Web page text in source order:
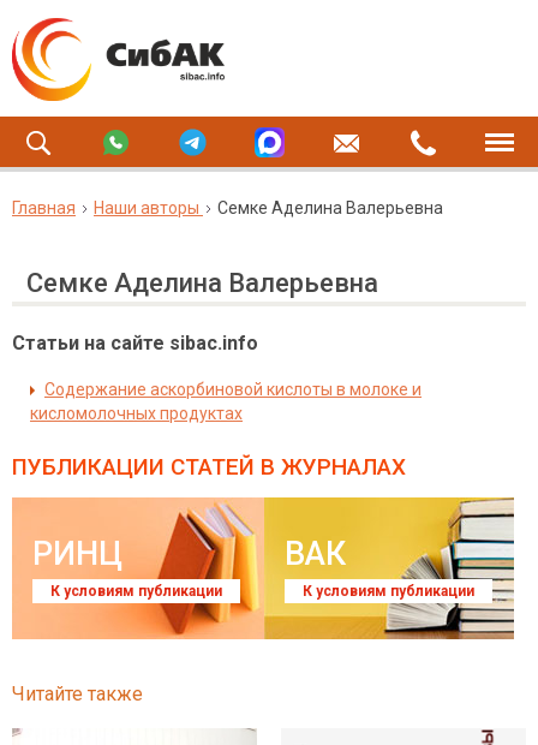
Главная Наши авторы Семке Аделина Валерьевна
Семке Аделина Валерьевна
Статьи на сайте sibac.info
Содержание аскорбиновой кислоты в молоке и
кисломолочных продуктах
ПУБЛИКАЦИИ СТАТЕЙ В ЖУРНАЛАХ
РИНЦ
К условиям публикации
ВАК
К условиям публикации
Читайте также